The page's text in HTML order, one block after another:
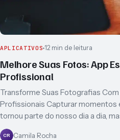
APLICATIVOS 12 min de leitura
Melhore Suas Fotos: App
Profissional
Transforme Suas Fotografias
Profissionais Capturar momentos
tornou parte do nosso dia a dia,
CR Camila Rocha